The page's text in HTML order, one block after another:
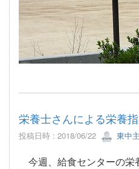
栄養士さんによる栄養
投稿日時 : 2018/06/22 東中
今週、給食センターの栄